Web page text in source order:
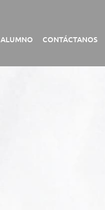
ALUMNO CONTÁCTANOS